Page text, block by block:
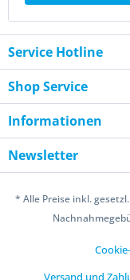
Service Hotline
Shop Service
Informationen
Newsletter
* Alle Preise inkl.
Versand und